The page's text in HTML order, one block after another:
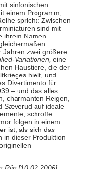
sinfonischen
einem Programm,
spricht: Zwischen
sind mit
ihrem Namen
Jahren zwei größere
Variationen, eine
Haustiere, die der
hielt, und
Divertimento für
– und das alles
charmanten Reigen,
Sæverud auf ideale
schroffe
folgen in einem
ist, als sich das
in dieser Produktion